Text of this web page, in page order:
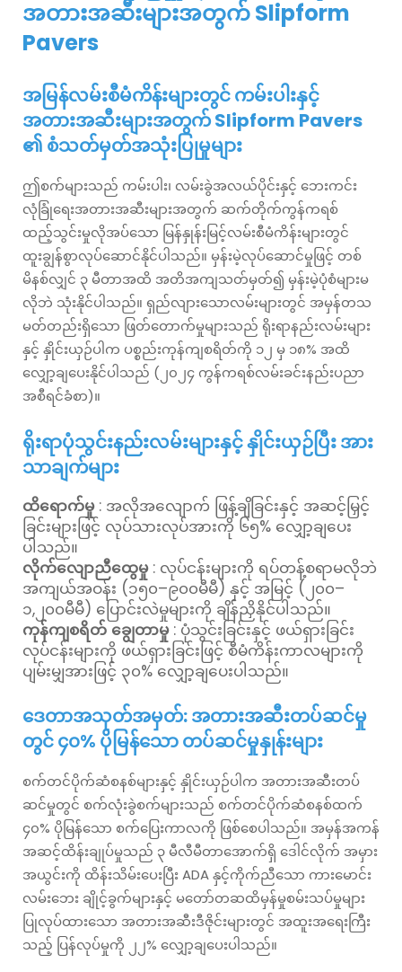
အတားအဆီးများအတွက် Slipform
Pavers
အမြန်လမ်းစီမံကိန်းများတွင် ကမ်းပါးနှင့်
အတားအဆီးများအတွက် Slipform Pavers
၏ စံသတ်မှတ်အသုံးပြုမှုများ
ဤစက်များသည် ကမ်းပါး၊ လမ်းခွဲအလယ်ပိုင်းနှင့် ဘေးကင်း
လုံခြုံရေးအတားအဆီးများအတွက် ဆက်တိုက်ကွန်ကရစ်
ထည့်သွင်းမှုလိုအပ်သော မြန်နှုန်းမြင့်လမ်းစီမံကိန်းများတွင်
ထူးချွန်စွာလုပ်ဆောင်နိုင်ပါသည်။ မှန်းမဲ့လုပ်ဆောင်မှုဖြင့် တစ်
မိနစ်လျှင် ၃ မီတာအထိ အတိအကျသတ်မှတ်၍ မှန်းမဲ့ပုံစံများမ
လိုဘဲ သုံးနိုင်ပါသည်။ ရှည်လျားသောလမ်းများတွင် အမှန်တသ
မတ်တည်းရှိသော ဖြတ်တောက်မှုများသည် ရိုးရာနည်းလမ်းများ
နှင့် နှိုင်းယှဉ်ပါက ပစ္စည်းကုန်ကျစရိတ်ကို ၁၂ မှ ၁၈% အထိ
လျှော့ချပေးနိုင်ပါသည် (၂၀၂၄ ကွန်ကရစ်လမ်းခင်းနည်းပညာ
အစီရင်ခံစာ)။
ရိုးရာပုံသွင်းနည်းလမ်းများနှင့် နှိုင်းယှဉ်ပြီး အား
သာချက်များ
ထိရောက်မှု : အလိုအလျောက် ဖြန့်ချိခြင်းနှင့် အဆင့်မြှင့်
ခြင်းများဖြင့် လုပ်သားလုပ်အားကို ၆၅% လျှော့ချပေး
ပါသည်။
လိုက်လျောညီထွေမှု : လုပ်ငန်းများကို ရပ်တန့်စရာမလိုဘဲ
အကျယ်အဝန်း (၁၅၀–၉၀၀မီမီ) နှင့် အမြင့် (၂၀၀–
၁,၂၀၀မီမီ) ပြောင်းလဲမှုများကို ချိန်ညှိနိုင်ပါသည်။
ကုန်ကျစရိတ် ချွေတာမှု : ပုံသွင်းခြင်းနှင့် ဖယ်ရှားခြင်း
လုပ်ငန်းများကို ဖယ်ရှားခြင်းဖြင့် စီမံကိန်းကာလများကို
ပျမ်းမျှအားဖြင့် ၃၀% လျှော့ချပေးပါသည်။
ဒေတာအသုတ်အမှတ်: အတားအဆီးတပ်ဆင်မှု
တွင် ၄၀% ပိုမြန်သော တပ်ဆင်မှုနှုန်းများ
စက်တင်ပိုက်ဆံစနစ်များနှင့် နှိုင်းယှဉ်ပါက အတားအဆီးတပ်
ဆင်မှုတွင် စက်လုံးခွဲစက်များသည် စက်တင်ပိုက်ဆံစနစ်ထက်
၄၀% ပိုမြန်သော စက်ပြေးကာလကို ဖြစ်စေပါသည်။ အမှန်အကန်
အဆင့်ထိန်းချုပ်မှုသည် ၃ မီလီမီတာအောက်ရှိ ဒေါင်လိုက် အမှား
အယွင်းကို ထိန်းသိမ်းပေးပြီး ADA နှင့်ကိုက်ညီသော ကားမောင်း
လမ်းဘေး ချိုင့်ခွက်များနှင့် မတော်တဆထိမှန်မှုစမ်းသပ်မှုများ
ပြုလုပ်ထားသော အတားအဆီးဒီဇိုင်းများတွင် အထူးအရေးကြီး
သည့် ပြန်လုပ်မှုကို ၂၂% လျှော့ချပေးပါသည်။